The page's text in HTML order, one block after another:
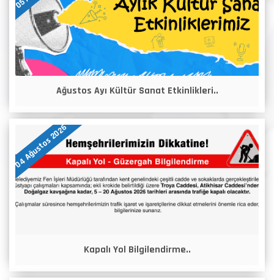
Ağustos Ayı Kültür Sanat Etkinlikleri..
04 Ağustos 2026
Kapalı Yol Bilgilendirme..